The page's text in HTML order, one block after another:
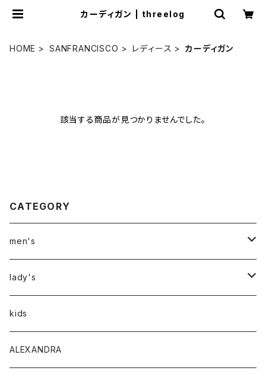
カーディガン | threelog
HOME SANFRANCISCO レディース カーディガン
該当する商品が見つかりませんでした。
CATEGORY
men's
アウター
トップス
Tシャツ
ボトムス
lady's
アウター
トップス
kids
ALEXANDRA